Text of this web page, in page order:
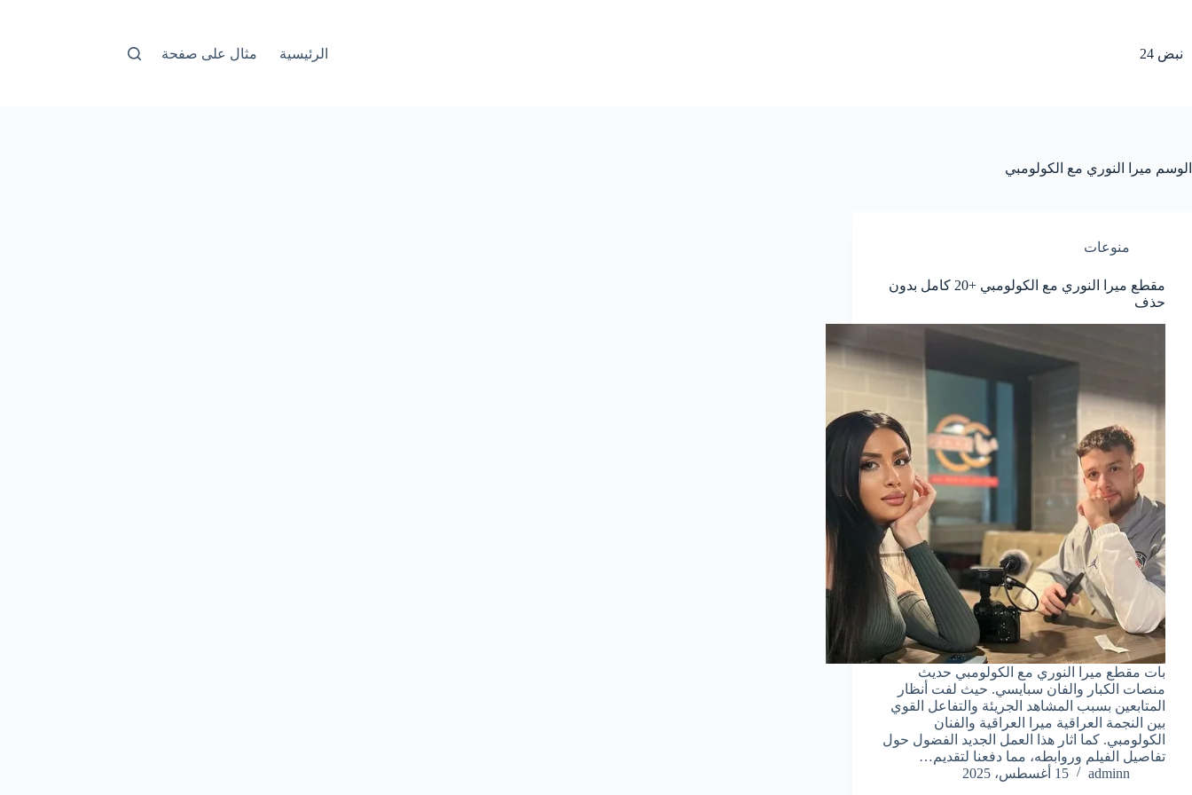
نبض 24 الرئيسية مثال على صفحة
الوسم ميرا النوري مع الكولومبي
منوعات
مقطع ميرا النوري مع الكولومبي +20 كامل بدون
حذف
بات مقطع ميرا النوري مع الكولومبي حديث
منصات الكبار والفان سبايسي. حيث لفت أنظار
المتابعين بسبب المشاهد الجريئة والتفاعل القوي
بين النجمة العراقية ميرا العراقية والفنان
الكولومبي. كما اثار هذا العمل الجديد الفضول حول
تفاصيل الفيلم وروابطه، مما دفعنا لتقديم…
adminn
15 أغسطس، 2025